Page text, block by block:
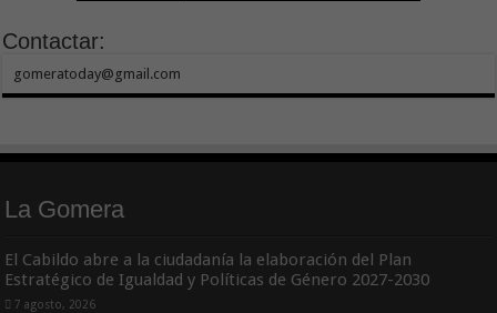
Contactar:
gomeratoday@gmail.com
La Gomera
El Cabildo abre a la ciudadanía la elaboración del Plan
Estratégico de Igualdad y Políticas de Género 2027-2030
7 agosto, 2026